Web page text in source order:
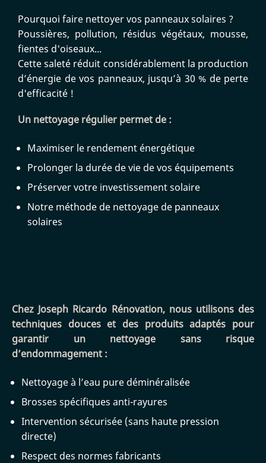
Pourquoi faire nettoyer vos panneaux solaires ?
Poussières, pollution, résidus végétaux, mousse,
fientes d'oiseaux...
Cette saleté réduit considérablement la production
d’énergie de vos panneaux, jusqu’à 30 % de perte
d'efficacité !
Un nettoyage régulier permet de :
Maximiser le rendement énergétique
Prolonger la durée de vie de vos équipements
Préserver votre investissement solaire
Notre méthode de nettoyage de panneaux
solaires
Chez Joseph Ricardo Rénovation, nous utilisons des
techniques douces et des produits adaptés pour
garantir un nettoyage sans risque
d’endommagement :
Nettoyage à l’eau pure déminéralisée
Brosses spécifiques anti-rayures
Intervention sécurisée (sans haute pression
directe)
Respect des normes fabricants